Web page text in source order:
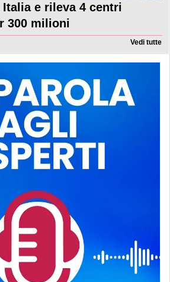
Italia e rileva 4 centri
300 milioni
Vedi tutte